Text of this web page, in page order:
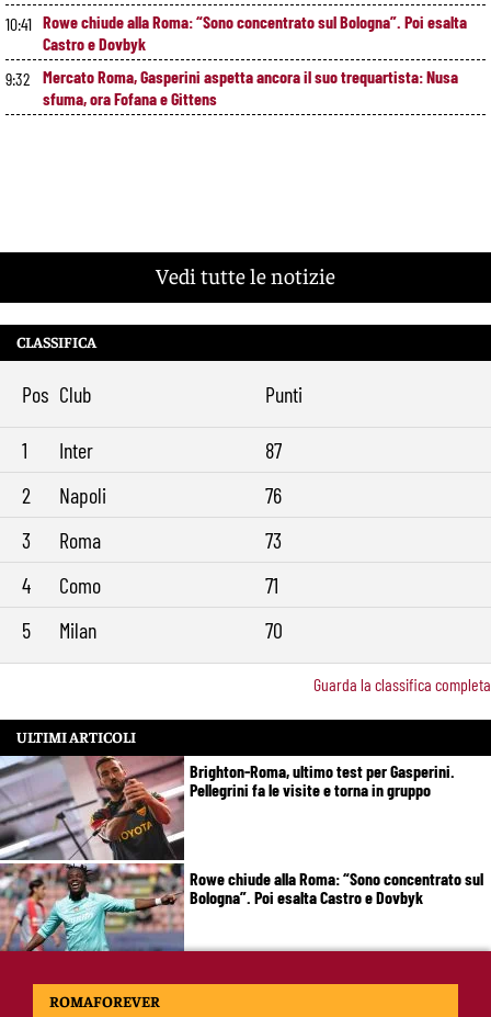
10:41 Rowe chiude alla Roma: “Sono concentrato sul Bologna”. Poi esalta
Castro e Dovbyk
9:32
Mercato Roma, Gasperini aspetta ancora il suo trequartista: Nusa
sfuma, ora Fofana e Gittens
Vedi tutte le notizie
CLASSIFICA
Pos Club Punti
1 Inter
87
2
Napoli
76
3
Roma
73
4
Como
71
5
Milan 70
Guarda la classifica completa
ULTIMI ARTICOLI
Brighton-Roma, ultimo test per Gasperini.
Pellegrini fa le visite e torna in gruppo
Rowe chiude alla Roma: “Sono concentrato sul
Bologna”. Poi esalta Castro e Dovbyk
Mercato Roma, Gasperini aspetta ancora il suo
ROMAFOREVER